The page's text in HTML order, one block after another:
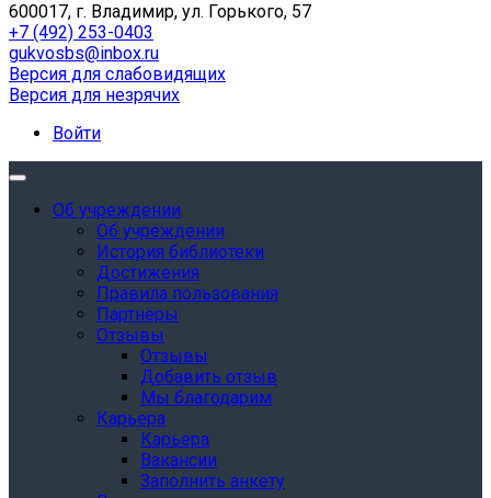
600017, г. Владимир, ул. Горького, 57
+7 (492) 253-0403
gukvosbs@inbox.ru
Версия для слабовидящих
Версия для незрячих
Войти
Об учреждении
Об учреждении
История библиотеки
Достижения
Правила пользования
Партнёры
Отзывы
Отзывы
Добавить отзыв
Мы благодарим
Карьера
Карьера
Вакансии
Заполнить анкету